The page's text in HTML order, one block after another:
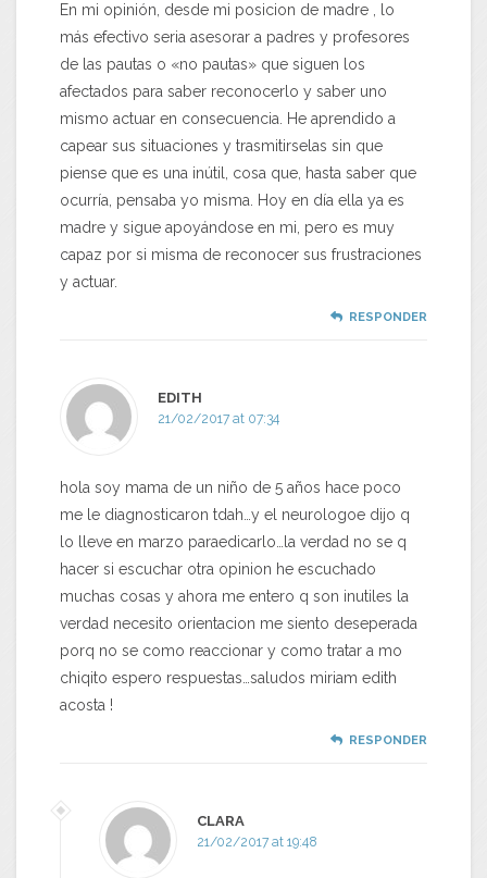
En mi opinión, desde mi posicion de madre , lo
más efectivo seria asesorar a padres y profesores
de las pautas o «no pautas» que siguen los
afectados para saber reconocerlo y saber uno
mismo actuar en consecuencia. He aprendido a
capear sus situaciones y trasmitirselas sin que
piense que es una inútil, cosa que, hasta saber que
ocurría, pensaba yo misma. Hoy en día ella ya es
madre y sigue apoyándose en mi, pero es muy
capaz por si misma de reconocer sus frustraciones
y actuar.
RESPONDER
EDITH
21/02/2017 at 07:34
hola soy mama de un niño de 5 años hace poco
me le diagnosticaron tdah…y el neurologoe dijo q
lo lleve en marzo paraedicarlo…la verdad no se q
hacer si escuchar otra opinion he escuchado
muchas cosas y ahora me entero q son inutiles la
verdad necesito orientacion me siento deseperada
porq no se como reaccionar y como tratar a mo
chiqito espero respuestas…saludos miriam edith
acosta !
RESPONDER
CLARA
21/02/2017 at 19:48